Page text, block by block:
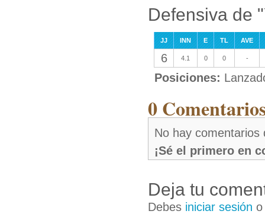
Defensiva de
JJ INN E TL AVE
6 4.1 0 0 -
Posiciones:
0
No hay comentarios
¡Sé el primero en
Deja tu
Debes iniciar sesión